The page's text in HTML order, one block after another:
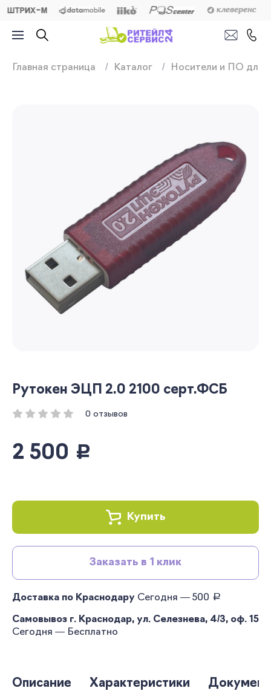
Продажа,
Главная страница Каталог Носители и ПО для
Рутокен ЭЦП 2.0 2100 серт.ФСБ
0 отзывов
2 500 руб.
Купить
Заказать в 1 клик
Доставка по Краснодару Сегодня — 500 руб.
Самовывоз г. Краснодар, ул. Селезнева, 4/3, оф. 15
Сегодня — Бесплатно
Описание Характеристики